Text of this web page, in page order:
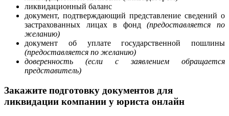
ликвидационный баланс
документ, подтверждающий представление сведений о
застрахованных лицах в фонд(предоставляется по
желанию)
документ об уплате государственной пошлины
(предоставляется по желанию)
доверенность (если с заявлением обращается
представитель)
Закажите подготовку документов для
ликвидации компании у юриста онлайн